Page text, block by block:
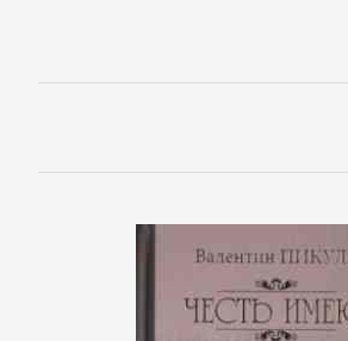
Зарубежная